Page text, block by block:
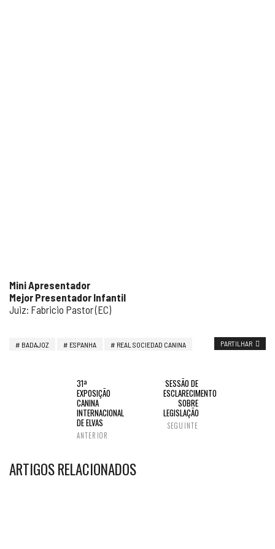
Mini Apresentador
Mejor Presentador Infantil
Juiz: Fabricio Pastor (EC)
BADAJOZ ESPANHA REAL SOCIEDAD CANINA PARTILHAR
31ª
EXPOSIÇÃO
CANINA
INTERNACIONAL
DE ELVAS
ANTERIOR
SESSÃO DE
ESCLARECIMENTO
SOBRE
LEGISLAÇÃO
SEGUINTE
ARTIGOS RELACIONADOS